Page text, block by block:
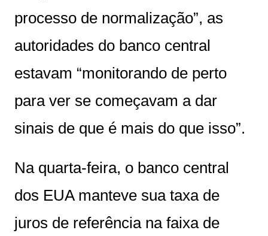
processo de normalização”, as
autoridades do banco central
estavam “monitorando de perto
para ver se começavam a dar
sinais de que é mais do que isso”.
Na quarta-feira, o banco central
dos EUA manteve sua taxa de
juros de referência na faixa de